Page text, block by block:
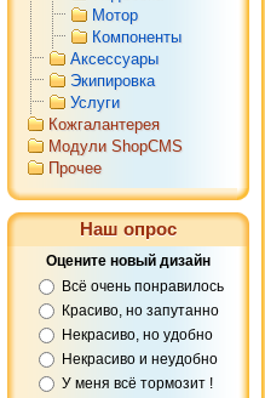
Мотор
Компоненты
Аксессуары
Экипировка
Услуги
Кожгалантерея
Модули ShopCMS
Прочее
Наш опрос
Оцените новый дизайн
Всё очень понравилось
Красиво, но запутанно
Некрасиво, но удобно
Некрасиво и неудобно
У меня всё тормозит !